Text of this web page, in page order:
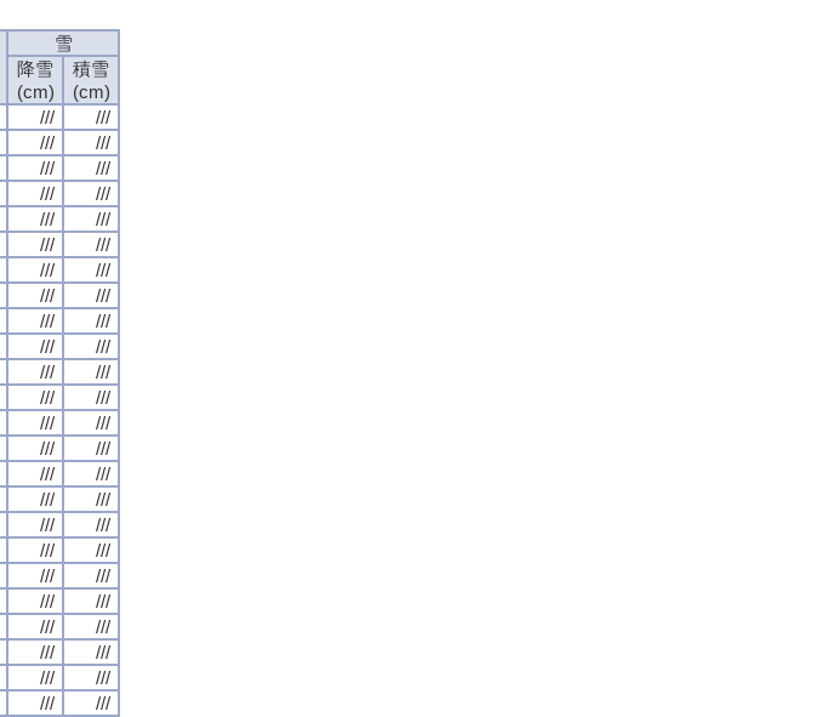
雪
降雪
(cm)
積雪
(cm)
///
///
///
///
///
///
///
///
///
///
///
///
///
///
///
///
///
///
///
///
///
///
///
///
///
///
///
///
///
///
///
///
///
///
///
///
///
///
///
///
///
///
///
///
///
///
/// ///